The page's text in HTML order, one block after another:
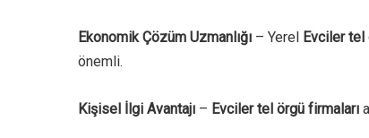
Ekonomik Çözüm Uzmanlığı – Yerel Evciler tel
önemli.
Kişisel İlgi Avantajı – Evciler tel örgü firmaları